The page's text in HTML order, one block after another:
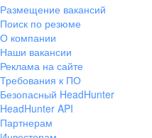
Размещение вакансий
Поиск по резюме
О компании
Наши вакансии
Реклама на сайте
Требования к ПО
Безопасный HeadHunter
HeadHunter API
Партнерам